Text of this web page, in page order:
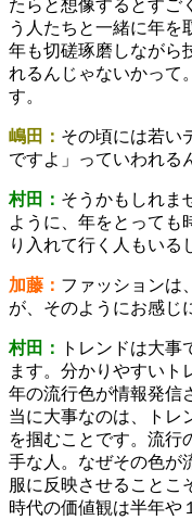
たらと想像するとすご
う人たちと一緒に年を
年も切磋琢磨しながら
れるんじゃないかって
す。
嶋田： その頃には若い
ですよ」っていわれる
村田： そうかもしれま
ように、年をとっても
り入れて行く人もいる
加藤： ファッションは
が、そのようにお感じ
村田：
トレンドは大
ます。分かりやすいト
年の流行色が情報発信
当に大事なのは、トレ
を掴むことです。流行
手な人。なぜその色が
服に反映させることこ
時代の価値観は半年や